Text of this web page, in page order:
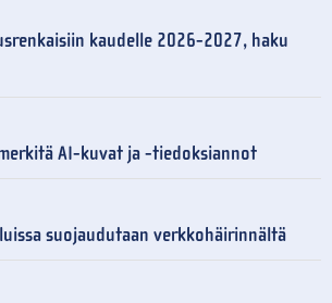
kaudelle 2026-2027, haku
AI-kuvat ja -tiedoksiannot
suojaudutaan verkkohäirinnältä